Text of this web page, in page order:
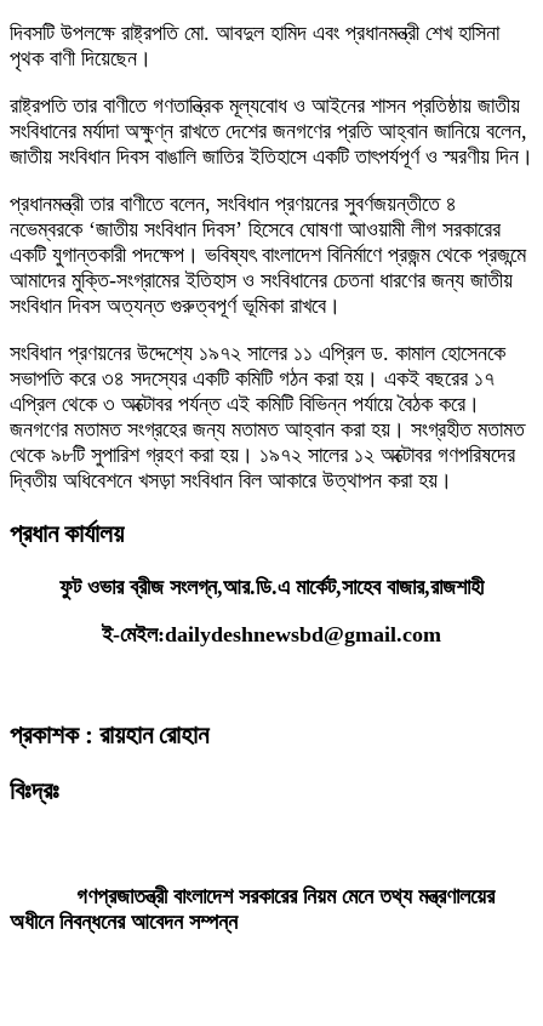
দিবসটি উপলক্ষে রাষ্ট্রপতি মো. আবদুল হামিদ এবং প্রধানমন্ত্রী শেখ হাসিনা
পৃথক বাণী দিয়েছেন।
রাষ্ট্রপতি তার বাণীতে গণতান্ত্রিক মূল্যবোধ ও আইনের শাসন প্রতিষ্ঠায় জাতীয়
সংবিধানের মর্যাদা অক্ষুণ্ন রাখতে দেশের জনগণের প্রতি আহ্বান জানিয়ে বলেন,
জাতীয় সংবিধান দিবস বাঙালি জাতির ইতিহাসে একটি তাৎপর্যপূর্ণ ও স্মরণীয় দিন।
প্রধানমন্ত্রী তার বাণীতে বলেন, সংবিধান প্রণয়নের সুবর্ণজয়ন্তীতে ৪
নভেম্বরকে ‘জাতীয় সংবিধান দিবস’ হিসেবে ঘোষণা আওয়ামী লীগ সরকারের
একটি যুগান্তকারী পদক্ষেপ। ভবিষ্যৎ বাংলাদেশ বিনির্মাণে প্রজন্ম থেকে প্রজন্মে
আমাদের মুক্তি-সংগ্রামের ইতিহাস ও সংবিধানের চেতনা ধারণের জন্য জাতীয়
সংবিধান দিবস অত্যন্ত গুরুত্বপূর্ণ ভূমিকা রাখবে।
সংবিধান প্রণয়নের উদ্দেশ্যে ১৯৭২ সালের ১১ এপ্রিল ড. কামাল হোসেনকে
সভাপতি করে ৩৪ সদস্যের একটি কমিটি গঠন করা হয়। একই বছরের ১৭
এপ্রিল থেকে ৩ অক্টোবর পর্যন্ত এই কমিটি বিভিন্ন পর্যায়ে বৈঠক করে।
জনগণের মতামত সংগ্রহের জন্য মতামত আহ্বান করা হয়। সংগ্রহীত মতামত
থেকে ৯৮টি সুপারিশ গ্রহণ করা হয়। ১৯৭২ সালের ১২ অক্টোবর গণপরিষদের
দ্বিতীয় অধিবেশনে খসড়া সংবিধান বিল আকারে উত্থাপন করা হয়।
প্রধান কার্যালয়
ফুট ওভার ব্রীজ সংলগ্ন,আর.ডি.এ মার্কেট,সাহেব বাজার,রাজশাহী
ই-মেইল:dailydeshnewsbd@gmail.com
প্রকাশক : রায়হান রোহান
বিঃদ্রঃ
গণপ্রজাতন্ত্রী বাংলাদেশ সরকারের নিয়ম মেনে তথ্য মন্ত্রণালয়ের
অধীনে নিবন্ধনের আবেদন সম্পন্ন